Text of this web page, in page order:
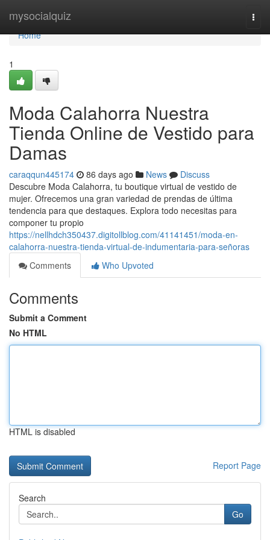
mysocialquiz
Home
Home
1
Moda Calahorra Nuestra
Tienda Online de Vestido para
Damas
caraqqun445174 86 days ago News
Discuss
Descubre Moda Calahorra, tu boutique virtual de vestido de
mujer. Ofrecemos una gran variedad de prendas de última
tendencia para que destaques. Explora todo necesitas para
componer tu propio
https://nellhdch350437.digitollblog.com/41141451/moda-en-
calahorra-nuestra-tienda-virtual-de-indumentaria-para-señoras
Comments
Who Upvoted
Comments
Submit a Comment
No HTML
HTML is disabled
Report Page
Search
Go